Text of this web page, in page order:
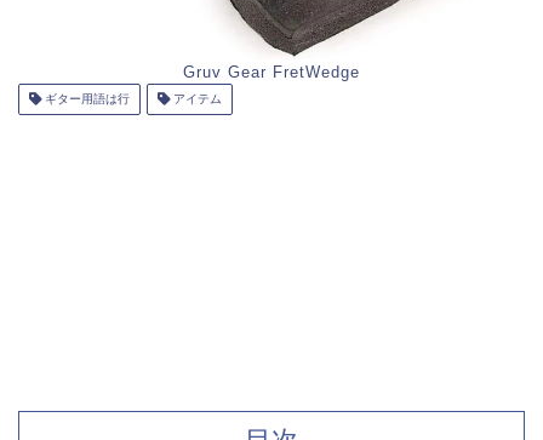
Gruv Gear FretWedge
ギター用語は行 アイテム